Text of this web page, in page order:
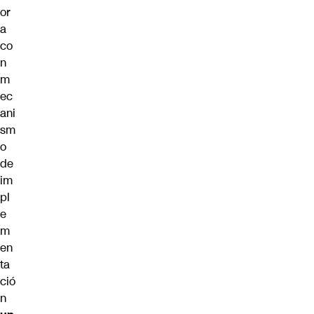
or
a
co
n
m
ec
ani
sm
o
de
im
pl
e
m
en
ta
ció
n